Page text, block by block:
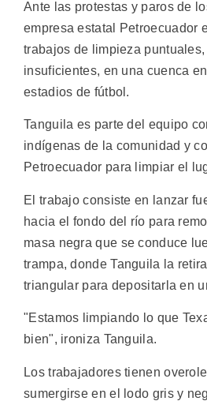
Ante las protestas y paros de
empresa estatal Petroecuador
trabajos de limpieza
insuficientes, en una cuenca
estadios de fútbol.
Tanguila es parte del equipo
indígenas de la comunidad y
Petroecuador para limpiar el
El trabajo consiste en lanzar
hacia el fondo del río para
masa negra que se conduce
trampa, donde Tanguila la
triangular para depositarla en
"Estamos limpiando lo que
bien", ironiza Tanguila.
Los trabajadores tienen
sumergirse en el lodo gris y